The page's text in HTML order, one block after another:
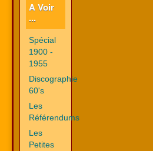
A Voir
...
Spécial
1900 -
1955
Discographie
60's
Les
Référendums
Les
Petites